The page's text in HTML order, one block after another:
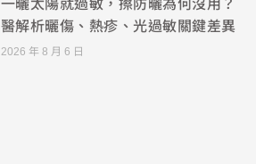
醫解析曬傷、熱疹、光過敏關鍵差異
2026 年 8 月 6 日